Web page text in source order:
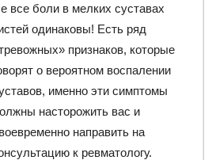
все боли в мелких суставах
одинаковы! Есть ряд
признаков, которые
о вероятном воспалении
именно эти симптомы
насторожить вас и
направить на
к ревматологу.